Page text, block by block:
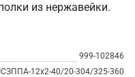
из нержавейки.
999-102846
12х2-40/20-304/325-360